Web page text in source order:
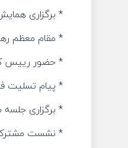
* برگزاری همایش پیاده‌روی ۱۶ هزار نفری در سیرجان
* مقام معظم
* حضور رییس
* پیام تسلیت
* برگزاری
* نشست مشترک